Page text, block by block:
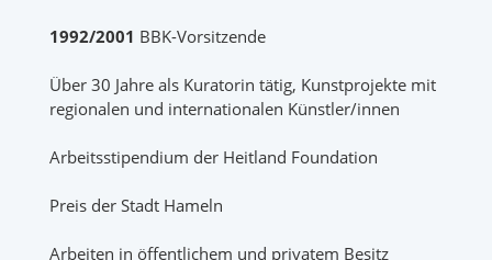
1992/2001 BBK-Vorsitzende
Über 30 Jahre als Kuratorin tätig, Kunstprojekte mit
regionalen und internationalen Künstler/innen
Arbeitsstipendium der Heitland Foundation
Preis der Stadt Hameln
Arbeiten in öffentlichem und privatem Besitz